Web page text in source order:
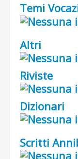
Temi
Altri
Riviste
Dizionari
Scritti